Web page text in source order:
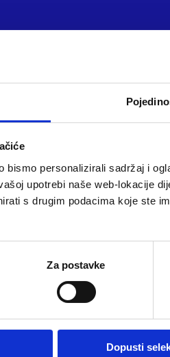
bismo personalizirali sadržaj i
upotrebi naše web-lokacije
s drugim podacima koje ste
Za postavke
Dopusti